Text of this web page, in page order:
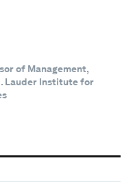
of Management,
Lauder Institute for